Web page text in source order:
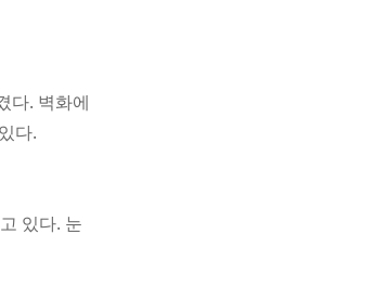
다. 벽화에
다.
있다. 눈